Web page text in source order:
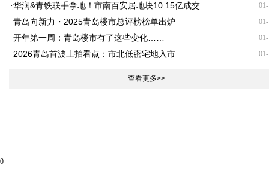
·华润&青铁联手拿地！市南百安居地块10.15亿成交
·青岛向新力・2025青岛楼市总评榜榜单出炉
·开年第一周：青岛楼市有了这些变化……
· 2026青岛首波土拍看点：市北低密宅地入市
查看更多>>
0